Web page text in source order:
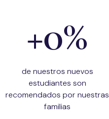
+0%
de nuestros nuevos
estudiantes son
recomendados por nuestras
familias